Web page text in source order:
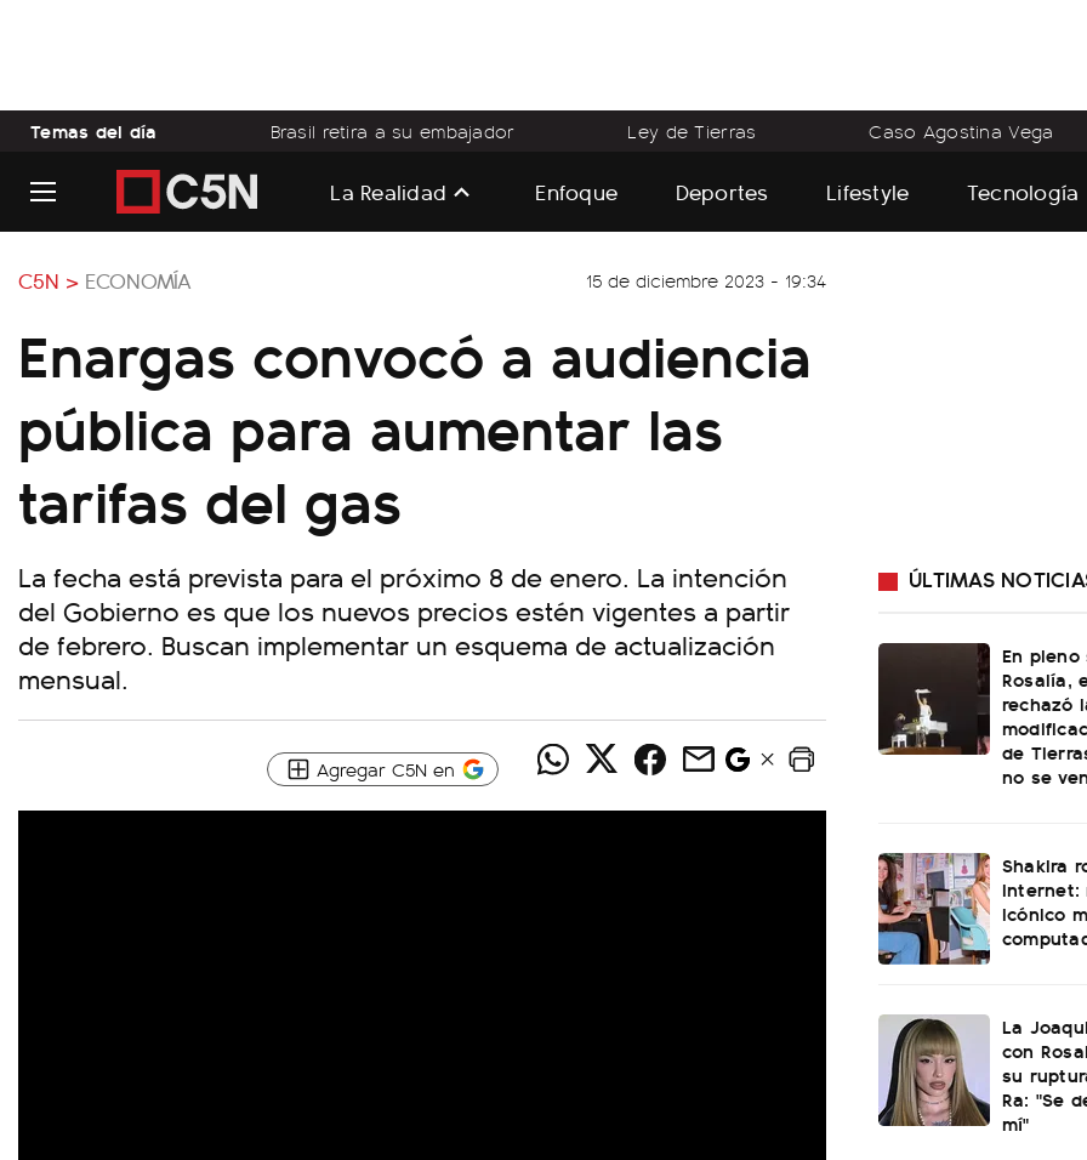
Temas del día Brasil retira a su embajador Ley de Tierras Caso Agostina Vega
La Realidad Enfoque Deportes Lifestyle Tecnología
C5N > ECONOMÍA 15 de diciembre 2023 - 19:34
Enargas convocó a audiencia
pública para aumentar las
tarifas del gas
La fecha está prevista para el próximo 8 de enero. La intención
del Gobierno es que los nuevos precios estén vigentes a partir
de febrero. Buscan implementar un esquema de actualización
mensual.
Agregar C5N en
ÚLTIMAS
En
Rosalía,
rechazó
de
no se
Shakira
internet:
icónico
La
con
su
Ra: "Se
mí"